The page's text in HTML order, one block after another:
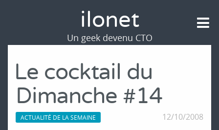
Le cocktail du
Dimanche #14
ACTUALITÉ DE LA SEMAINE 12/10/2008
ilonet
Un geek devenu CTO